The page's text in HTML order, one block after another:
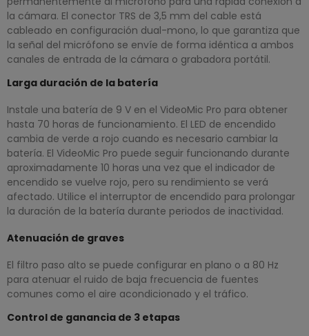
la cámara. El conector TRS de 3,5 mm del cable está
cableado en configuración dual-mono, lo que garantiza que
la señal del micrófono se envíe de forma idéntica a ambos
canales de entrada de la cámara o grabadora portátil.
Larga duración de la batería
Instale una batería de 9 V en el VideoMic Pro para obtener
hasta 70 horas de funcionamiento. El LED de encendido
cambia de verde a rojo cuando es necesario cambiar la
batería. El VideoMic Pro puede seguir funcionando durante
aproximadamente 10 horas una vez que el indicador de
encendido se vuelve rojo, pero su rendimiento se verá
afectado. Utilice el interruptor de encendido para prolongar
la duración de la batería durante periodos de inactividad.
Atenuación de graves
El filtro paso alto se puede configurar en plano o a 80 Hz
para atenuar el ruido de baja frecuencia de fuentes
comunes como el aire acondicionado y el tráfico.
Control de ganancia de 3 etapas